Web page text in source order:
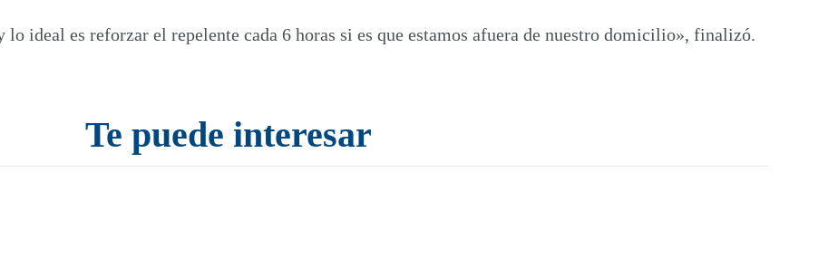
lo ideal es reforzar el repelente cada 6 horas si es que estamos afuera de nuestro domicilio», finalizó.
Te puede interesar